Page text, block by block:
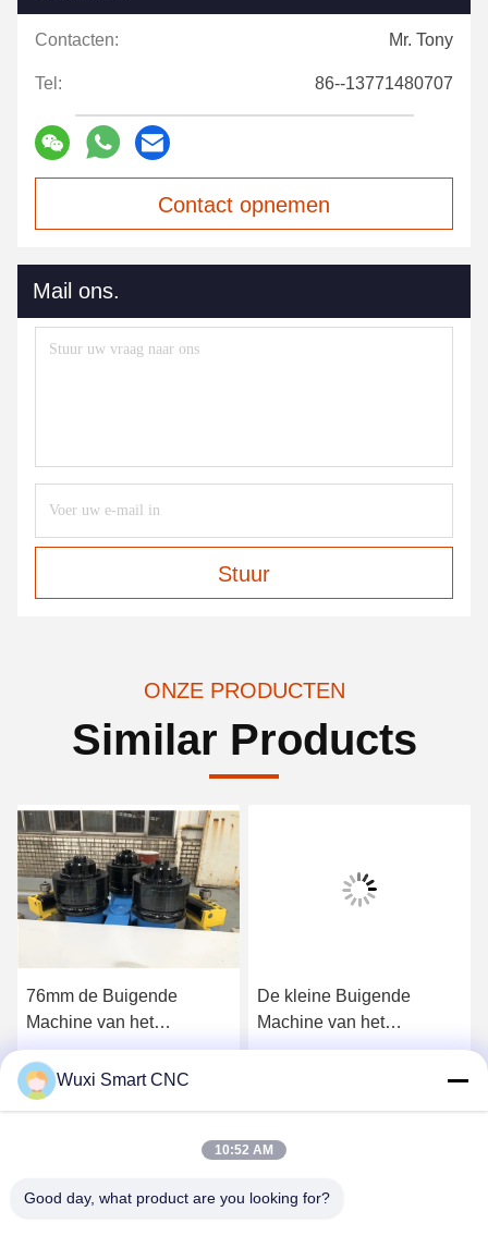
Contacten: Mr. Tony
Tel: 86--13771480707
Contact opnemen
Mail ons.
Stuur
ONZE PRODUCTEN
Similar Products
76mm de Buigende
Machine van het
Aluminiumprofiel, de
Machine van de
Hoekstaalbuigmachine
Vind de beste prijs
De kleine Buigende
Machine van het
Volumeprofiel Met hoge
Wuxi Smart CNC
10:52 AM
Good day, what product are you looking for?